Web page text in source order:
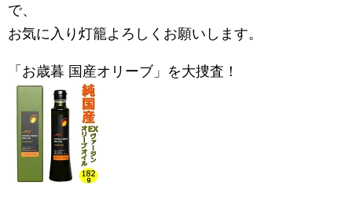
で、
お気に入り灯籠よろしくお願いします。
「お歳暮 国産オリーブ」を大捜査！